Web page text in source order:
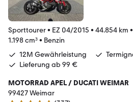
Sporttourer• EZ 04/2015 • 44.854 km •
1.198 cm³• Benzin
12M Gewährleistung
Lieferung ab 99 €
MOTORRAD APEL / DUCATI WEIMAR
99427 Weimar